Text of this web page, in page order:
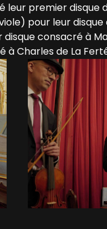
premier disque
pour leur disque
consacré à
Charles de La